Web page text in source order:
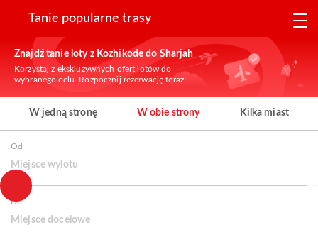
Tanie popularne trasy
Znajdź tanie loty z Kozhikode do Sharjah
Korzystaj z ekskluzywnych ofert lotów do
wybranego celu. Rozpocznij rezerwację teraz!
W jedną stronę W obie strony Kilka miast
Od
Miejsce wylotu
Do
Miejsce docelowe